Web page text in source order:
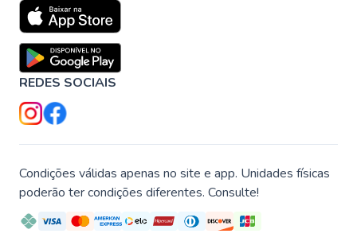
REDES SOCIAIS
Condições válidas apenas no site e app. Unidades físicas
poderão ter condições diferentes. Consulte!